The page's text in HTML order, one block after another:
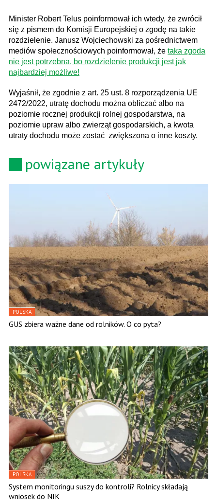
Minister Robert Telus poinformował ich wtedy, że zwrócił
się z pismem do Komisji Europejskiej o zgodę na takie
rozdzielenie. Janusz Wojciechowski za pośrednictwem
mediów społecznościowych poinformował, że taka zgoda
nie jest potrzebna, bo rozdzielenie produkcji jest jak
najbardziej możliwe!
Wyjaśnił, że zgodnie z art. 25 ust. 8 rozporządzenia UE
2472/2022, utratę dochodu można obliczać albo na
poziomie rocznej produkcji rolnej gospodarstwa, na
poziomie upraw albo zwierząt gospodarskich, a kwota
utraty dochodu może zostać zwiększona o inne koszty.
powiązane artykuły
POLSKA
GUS zbiera ważne dane od rolników. O co pyta?
POLSKA
System monitoringu suszy do kontroli? Rolnicy składają
wniosek do NIK